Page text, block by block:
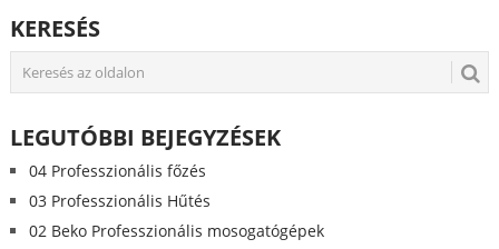
KERESÉS
LEGUTÓBBI BEJEGYZÉSEK
04 Professzionális főzés
03 Professzionális Hűtés
02 Beko Professzionális mosogatógépek